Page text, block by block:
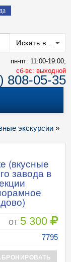
Искать в...
пн-пт: 11:00-19:00;
cб-вс: выходной
808-05-35
экскурсии »
(вкусные
завода в
от 5 300
7795